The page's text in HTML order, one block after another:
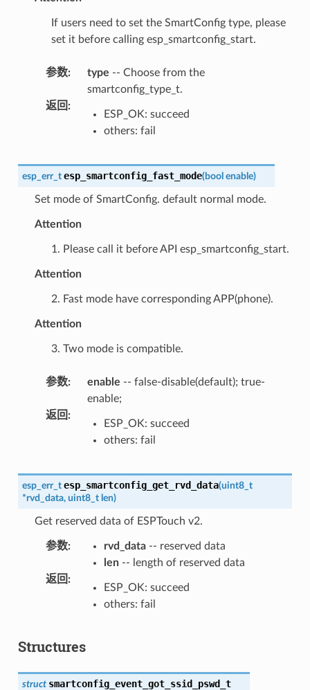
If users need to set the SmartConfig type, please
set it before calling esp_smartconfig_start.
参数: type -- Choose from the
smartconfig_type_t.
返回 :
ESP_OK: succeed
others: fail
esp_err_t esp_smartconfig_fast_mode(bool enable)
Set mode of SmartConfig. default normal mode.
Attention
1. Please call it before API esp_smartconfig_start.
Attention
2. Fast mode have corresponding APP(phone).
Attention
3. Two mode is compatible.
参数: enable -- false-disable(default); true-
enable;
返回 :
ESP_OK: succeed
others: fail
esp_err_t esp_smartconfig_get_rvd_data(uint8_t
*rvd_data, uint8_t len)
Get reserved data of ESPTouch v2.
参数: rvd_data-- reserved data
len-- length of reserved data
返回 :
ESP_OK: succeed
others: fail
Structures
struct smartconfig_event_got_ssid_pswd_t